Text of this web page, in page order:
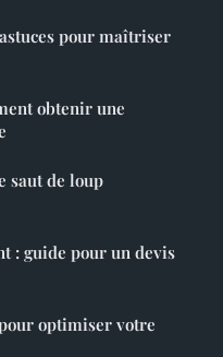
pour maîtriser
obtenir une
saut de loup
: guide pour un devis
optimiser votre